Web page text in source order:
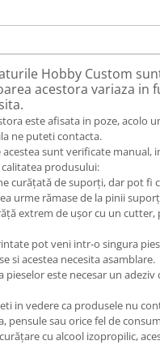
Hobby Custom
acestora variaza in
este afisata in poze, acolo
ne puteti contacta.
sunt verificate manual,
produsului:
curățată de suporți, dar pot fi
urme rămase de la pinii
extrem de ușor cu un cutter,
pot veni intr-o singura
si acestea necesita asamblare.
pieselor este necesar un adeziv
in vedere ca produsele nu
pensule sau orice fel de
cu alcool izopropilic,